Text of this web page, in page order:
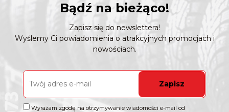
Bądź na bieżąco!
Zapisz się do newslettera!
Wyślemy Ci powiadomienia o atrakcyjnych promocjach i
nowościach.
Zapisz
Wyrażam zgodę na otrzymywanie wiadomości e-mail od